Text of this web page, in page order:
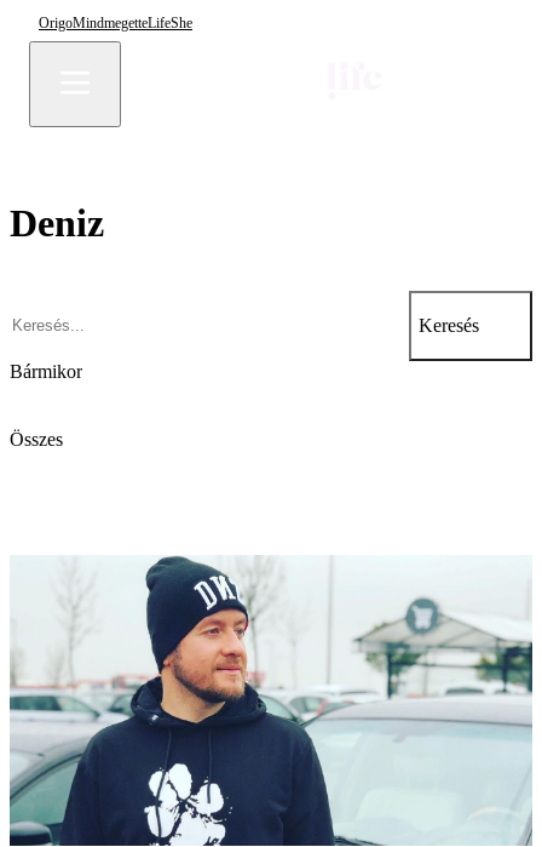
OrigoMindmegetteLifeShe
Deniz
Keresés
Bármikor
Összes